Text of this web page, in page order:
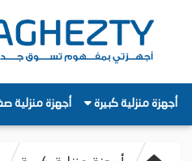
أجهزة منزلية كبيرة أجهزة منزلية